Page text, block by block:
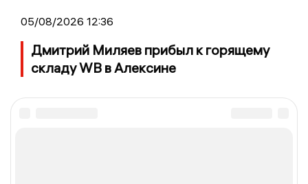
05/08/2026 12:36
Дмитрий Миляев прибыл к горящему
складу WB в Алексине